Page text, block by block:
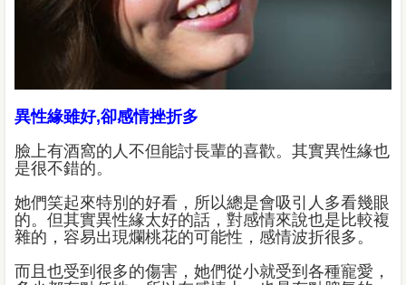
異性緣雖好,卻感情挫折多
臉上有酒窩的人不但能討長輩的喜歡。其實異性緣也
是很不錯的。
她們笑起來特別的好看，所以總是會吸引人多看幾眼
的。但其實異性緣太好的話，對感情來說也是比較複
雜的，容易出現爛桃花的可能性，感情波折很多。
而且也受到很多的傷害，她們從小就受到各種寵愛，